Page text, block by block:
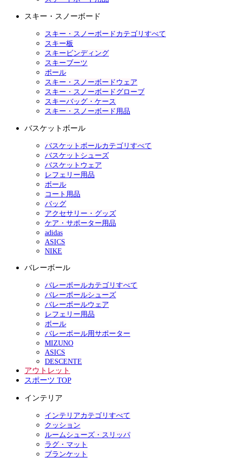
スキー・スノーボード
スキー・スノーボードカテゴリすべて
スキー板
スキービンディング
スキーブーツ
ポール
スキー・スノーボードウェア
スキー・スノーボードグローブ
スキーバッグ・ケース
スキー・スノーボード用品
バスケットボール
バスケットボールカテゴリすべて
バスケットシューズ
バスケットウェア
レフェリー用品
ボール
コート用品
バッグ
アクセサリー・グッズ
ケア・サポーター用品
adidas
ASICS
NIKE
バレーボール
バレーボールカテゴリすべて
バレーボールシューズ
バレーボールウェア
レフェリー用品
ボール
バレーボール用サポーター
MIZUNO
ASICS
DESCENTE
アウトレット
スポーツ TOP
インテリア
インテリアカテゴリすべて
クッション
ルームシューズ・スリッパ
ラグ・マット
ブランケット